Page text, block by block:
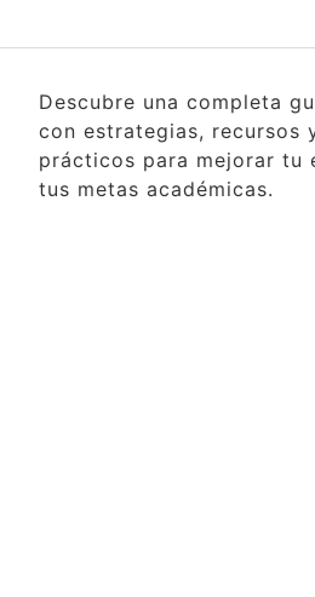
Descubre una completa
con estrategias, recursos
prácticos para mejorar tu
tus metas académicas.